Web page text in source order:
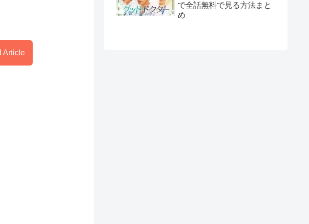
Article
で全話無料で見る方法まと
め